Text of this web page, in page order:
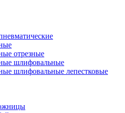
отрезные
шлифовальные
шлифовальные лепестковые